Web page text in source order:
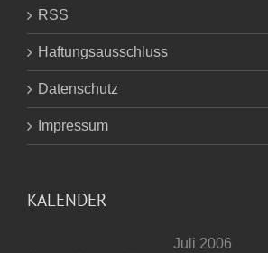
RSS
Haftungsausschluss
Datenschutz
Impressum
KALENDER
Juli 2006